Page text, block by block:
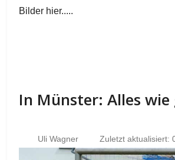
Bilder hier.....
In Münster: Alles
Uli Wagner Zuletzt aktualisiert: